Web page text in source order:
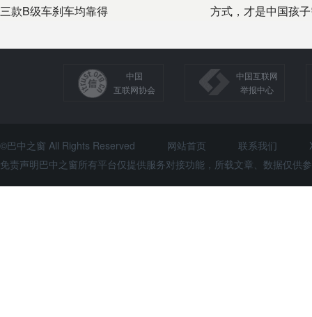
三款B级车刹车均靠得
方式，才是中国孩
中国
互联网协会
中国互联网
举报中心
©巴中之窗 All Rights Reserved 网站首页 联系我们
免责声明巴中之窗所有平台仅提供服务对接功能，所载文章、数据仅